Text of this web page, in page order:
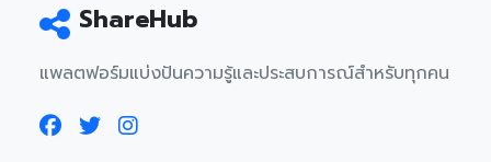
ShareHub
แพลตฟอร์มแบ่งปันความรู้และประสบการณ์สำหรับทุกคน